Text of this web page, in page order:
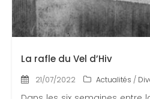
La rafle du Vel d’Hiv
21/07/2022 Actualités /